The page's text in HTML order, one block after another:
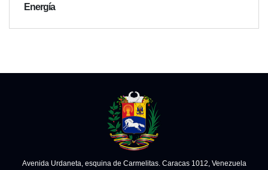
Energía
Avenida Urdaneta, esquina de Carmelitas. Caracas 1012, Venezuela